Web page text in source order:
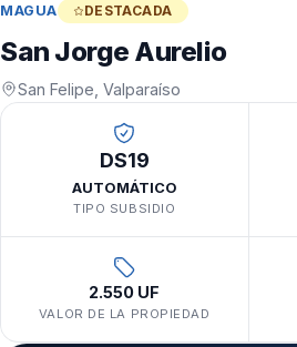
MAGUA DESTACADA
San Jorge Aurelio
San Felipe, Valparaíso
DS19
AUTOMÁTICO
TIPO SUBSIDIO
2.550 UF
VALOR DE LA PROPIEDAD